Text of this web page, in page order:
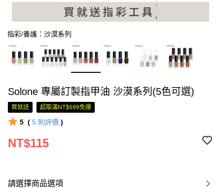
指彩/養護：沙漠系列
Solone 專屬訂製指甲油 沙漠系列(5色可選)
買就送 超取滿NT$699免運
5 ( 5 則評價 )
NT$115
請選擇商品選項